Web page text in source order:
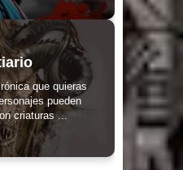
que quieras
pueden
criaturas ...